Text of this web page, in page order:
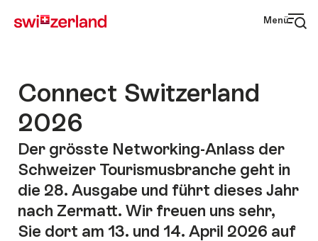
Menü
Connect Switzerland
2026
Der grösste Networking-Anlass der
Schweizer Tourismusbranche geht in
die 28. Ausgabe und führt dieses Jahr
nach Zermatt. Wir freuen uns sehr,
Sie dort am 13. und 14. April 2026 auf